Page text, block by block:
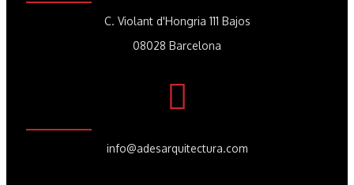
C. Violant d'Hongria 111 Bajos
08028 Barcelona
info@adesarquitectura.com